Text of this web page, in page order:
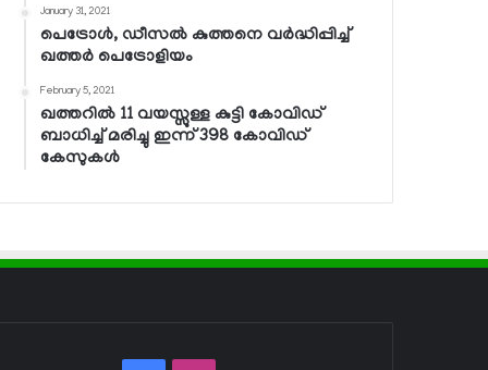
January 31, 2021
പെട്രോള്‍, ഡീസല്‍ കുത്തനെ വര്‍ദ്ധിപ്പിച്ച്
ഖത്തര്‍ പെട്രോളിയം
February 5, 2021
ഖത്തറില്‍ 11 വയസ്സുള്ള കുട്ടി കോവിഡ്
ബാധിച്ച് മരിച്ചു ഇന്ന് 398 കോവിഡ്
കേസുകള്‍